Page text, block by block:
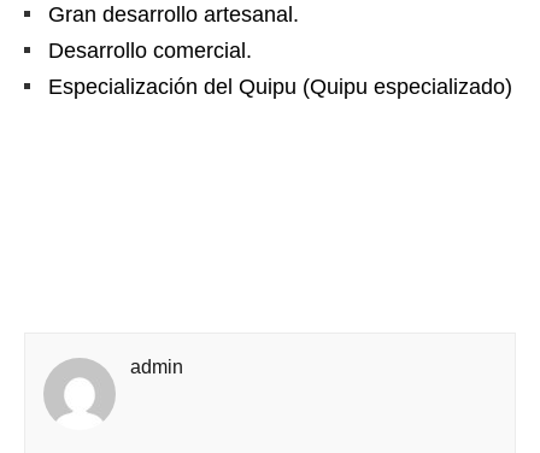
Gran desarrollo artesanal.
Desarrollo comercial.
Especialización del Quipu (Quipu especializado)
admin